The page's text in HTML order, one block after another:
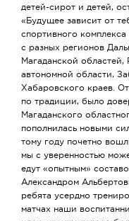
детей-сирот и детей,
«Будущее зависит от
спортивного
с разных регионов
Магаданской
автономной области,
Хабаровского краев.
по традиции, было
Магаданского
пополнилась новыми
тому году почетно
мы с уверенностью
едут «опытным»
Александром
ребята усердно
матчах наши